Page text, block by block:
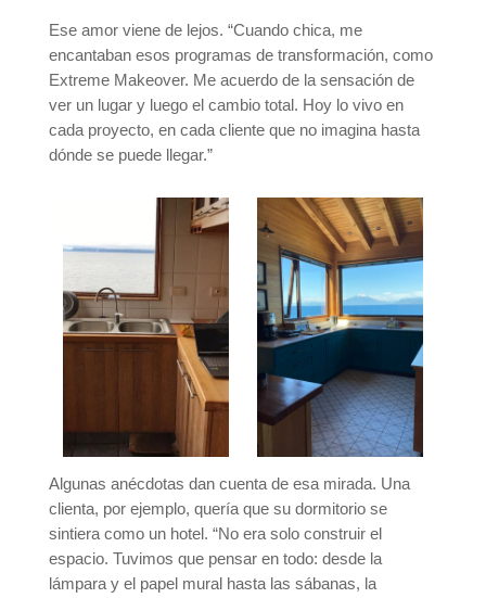
Ese amor viene de lejos. “Cuando chica, me
encantaban esos programas de transformación, como
Extreme Makeover. Me acuerdo de la sensación de
ver un lugar y luego el cambio total. Hoy lo vivo en
cada proyecto, en cada cliente que no imagina hasta
dónde se puede llegar.”
Algunas anécdotas dan cuenta de esa mirada. Una
clienta, por ejemplo, quería que su dormitorio se
sintiera como un hotel. “No era solo construir el
espacio. Tuvimos que pensar en todo: desde la
lámpara y el papel mural hasta las sábanas, la